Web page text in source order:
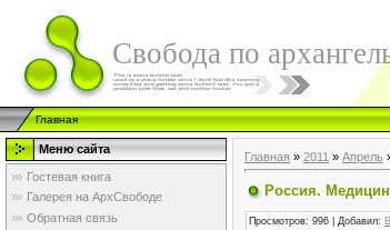
Свобода по
Главная
Меню сайта
Гостевая книга
Галерея на АрхСвободе
Обратная связь
Главная » 2011 » Апрель
Россия.
Просмотров: 996 | Добавил: